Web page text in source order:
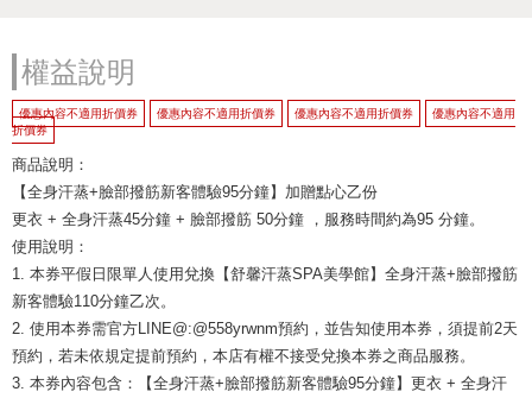
權益說明
優惠內容不適用折價券 優惠內容不適用折價券 優惠內容不適用折價券
優惠內容不適用
折價券
商品說明：
【全身汗蒸+臉部撥筋新客體驗95分鐘】加贈點心乙份
更衣 + 全身汗蒸45分鐘 + 臉部撥筋 50分鐘 ，服務時間約為95 分鐘。
使用說明：
1. 本券平假日限單人使用兌換【舒馨汗蒸SPA美學館】全身汗蒸+臉部撥筋
新客體驗110分鐘乙次。
2. 使用本券需官方LINE@:@558yrwnm預約，並告知使用本券，須提前2天
預約，若未依規定提前預約，本店有權不接受兌換本券之商品服務。
3. 本券內容包含：【全身汗蒸+臉部撥筋新客體驗95分鐘】更衣 + 全身汗